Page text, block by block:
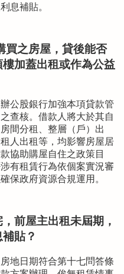
息補貼。
買之房屋，貸後能否
加蓋出租或作為公益
公股銀行加強本項貸款管
查核。借款人將大於其自
間分租、整層（戶）出
人出租等，均影響房屋居
協助購屋自住之政策目
有租賃行為依個案實況審
保政府資源合規運用。
前屋主出租未屆期，
貼？
地日期符合第十七問答條